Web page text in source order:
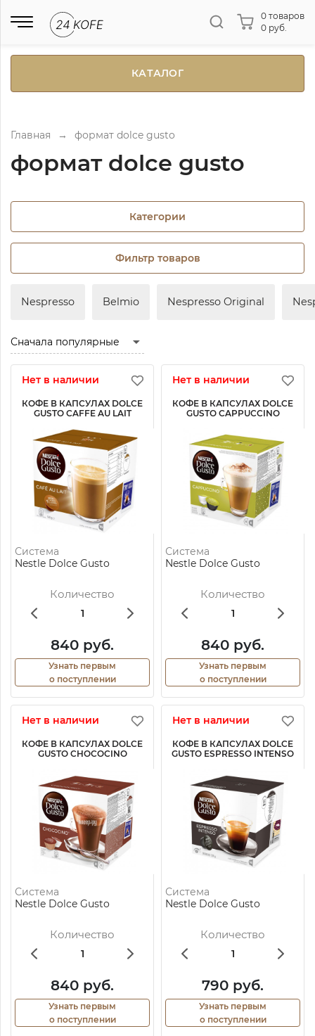
0 товаров
0 руб.
КАТАЛОГ
Главная → формат dolce gusto
формат dolce gusto
Категории
Фильтр товаров
Nespresso Belmio Nespresso Original
Нет в наличии
КОФЕ В КАПСУЛАХ DOLCE
GUSTO CAFFE AU LAIT
Система
Nestle Dolce Gusto
Количество
840 руб.
Узнать первым
о поступлении
Нет в наличии
КОФЕ В КАПСУЛАХ DOLCE
GUSTO CAPPUCCINO
Система
Nestle Dolce Gusto
Количество
840 руб.
Узнать первым
о поступлении
Нет в наличии
КОФЕ В КАПСУЛАХ DOLCE
GUSTO CHOCOCINO
Система
Nestle Dolce Gusto
Количество
840 руб.
Узнать первым
о поступлении
Нет в наличии
КОФЕ В КАПСУЛАХ DOLCE
GUSTO ESPRESSO INTENSO
Система
Nestle Dolce Gusto
Количество
790 руб.
Узнать первым
о поступлении